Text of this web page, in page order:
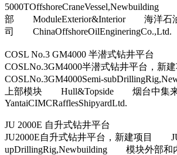
部 ModuleExterior&Interior 海洋石油
司 ChinaOffshoreOilEngineringCo.,Ltd.
COSL No.3 GM4000 半潜式钻井平台
COSLNo.3GM4000半潜式钻井平台，
COSLNo.3GM4000Semi-
上部模块 Hull&Topside 烟台中集
YantaiCIMCRafflesShipyardLtd.
JU 2000E 自升式钻井平台
JU2000E自升式钻井平台，新建项目
upDrillingRig,Newbuilding 模块外部